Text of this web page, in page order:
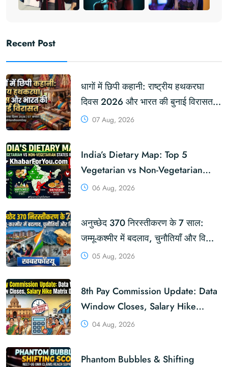
Recent Post
धागों में छिपी कहानी: राष्ट्रीय हथकरघा
दिवस 2026 और भारत की बुनाई विरासत |
KhabarForYou
07 Aug, 2026
India’s Dietary Map: Top 5
Vegetarian vs Non-Vegetarian
States Revealed | KhabarForYou
06 Aug, 2026
अनुच्छेद 370 निरस्तीकरण के 7 साल:
जम्मू-कश्मीर में बदलाव, चुनौतियाँ और विकास
| KhabarForYou
05 Aug, 2026
8th Pay Commission Update: Data
Window Closes, Salary Hike
Matrix Decided | KhabarForYou
04 Aug, 2026
Phantom Bubbles & Shifting